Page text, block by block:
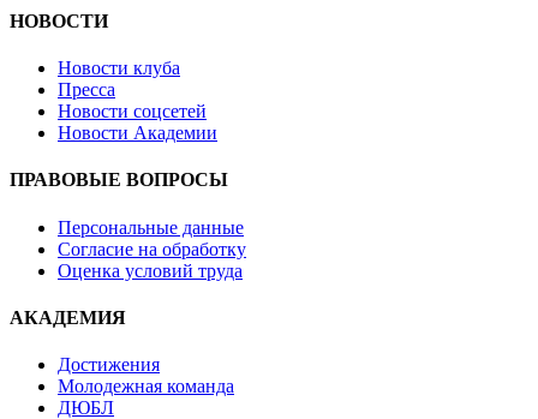
НОВОСТИ
Новости клуба
Пресса
Новости соцсетей
Новости Академии
ПРАВОВЫЕ ВОПРОСЫ
Персональные данные
Согласие на обработку
Оценка условий труда
АКАДЕМИЯ
Достижения
Молодежная команда
ДЮБЛ